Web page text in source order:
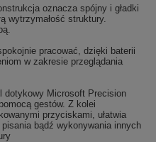
oznacza spójny i gładki
wytrzymałość struktury.
pracować, dzięki baterii
w zakresie przeglądania
dotykowy Microsoft Precision
gestów. Z kolei
przyciskami, ułatwia
bądź wykonywania innych